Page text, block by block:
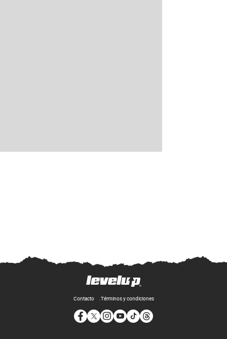
Contacto Términos y condiciones
Opens in new window
Opens in new window
Opens in new window
Opens in new window
Opens in new window
Opens in new window